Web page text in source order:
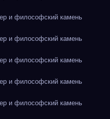
и философский камень
и философский камень
и философский камень
и философский камень
и философский камень